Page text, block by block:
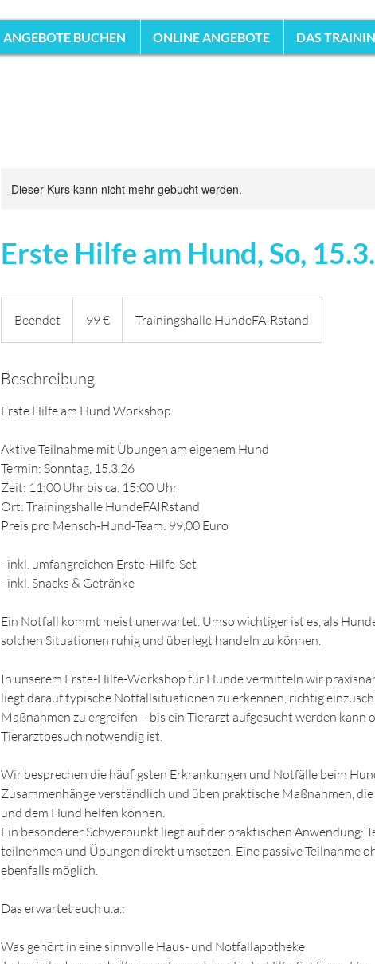
ANGEBOTE BUCHEN ONLINE ANGEBOTE DAS
Dieser Kurs kann nicht mehr gebucht werden.
Erste Hilfe am Hund, So,
Beendet
e
n
e
99 € Trainingshalle HundeFAIRstand
Beschreibung
Erste Hilfe am Hund Workshop
Aktive Teilnahme mit Übungen am eigenem Hund
Termin: Sonntag, 15.3.26
Zeit: 11:00 Uhr bis ca. 15:00 Uhr
Ort: Trainingshalle HundeFAIRstand
Preis pro Mensch-Hund-Team: 99,00 Euro
- inkl. umfangreichen Erste-Hilfe-Set
- inkl. Snacks & Getränke
Ein Notfall kommt meist unerwartet. Umso wichtiger ist es, als
solchen Situationen ruhig und überlegt handeln zu können.
In unserem Erste-Hilfe-Workshop für Hunde vermitteln wir
liegt darauf typische Notfallsituationen zu erkennen, richtig
Maßnahmen zu ergreifen – bis ein Tierarzt aufgesucht werden kann
Tierarztbesuch notwendig ist.​​​​
Wir besprechen die häufigsten Erkrankungen und Notfälle beim
Zusammenhänge verständlich und üben praktische Maßnahmen,
und dem Hund helfen können.
Ein besonderer Schwerpunkt liegt auf der praktischen Anwendung:
teilnehmen und Übungen direkt umsetzen. Eine passive Teilnahme
ebenfalls möglich.
Das erwartet euch u.a.:
Was gehört in eine sinnvolle Haus- und Notfallapotheke